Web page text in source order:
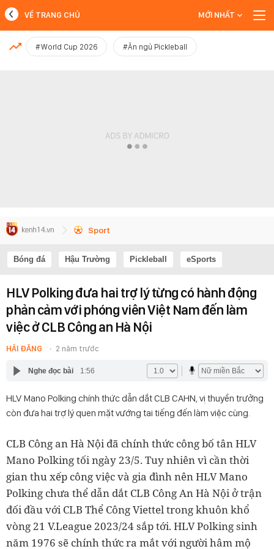
MỚI NHẤT
VỀ TRANG CHỦ MỚI NHẤT
#World Cup 2026 #Ăn ngủ Pickleball
Sport
Bóng đá Hậu Trường Pickleball eSports
HLV Polking đưa hai trợ lý từng có hành động
phản cảm với phóng viên Việt Nam đến làm
việc ở CLB Công an Hà Nội
HẢI ĐĂNG 2 năm trước
Nghe đọc bài 1:56
HLV Mano Polking chính thức dẫn dắt CLB CAHN, vị thuyền trưởng
còn đưa hai trợ lý quen mặt vướng tai tiếng đến làm việc cùng.
CLB Công an Hà Nội đã chính thức công bố tân HLV
Mano Polking tối ngày 23/5. Tuy nhiên vì cần thời
gian thu xếp công việc và gia đình nên HLV Mano
Polking chưa thể dẫn dắt CLB Công An Hà Nội ở trận
đối đầu với CLB Thể Công Viettel trong khuôn khổ
vòng 21 V.League 2023/24 sắp tới. HLV Polking sinh
năm 1976 sẽ chính thức ra mắt với người hâm mộ